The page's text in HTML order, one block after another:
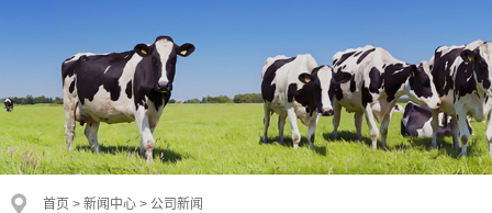
首页 > 新闻中心 > 公司新闻